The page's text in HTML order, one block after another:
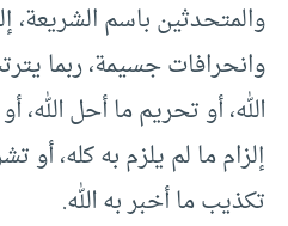
والمتحدثين باسم الشريعة،
وانحرافات جسيمة، ربما
الله، أو تحريم ما أحل الله،
إلزام ما لم يلزم به كله، أو
تكذيب ما أخبر به الله.